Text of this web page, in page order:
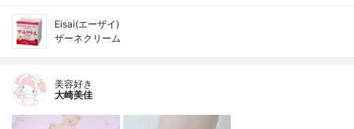
Eisai(エーザイ)
ザーネクリーム
美容好き
大崎美佳